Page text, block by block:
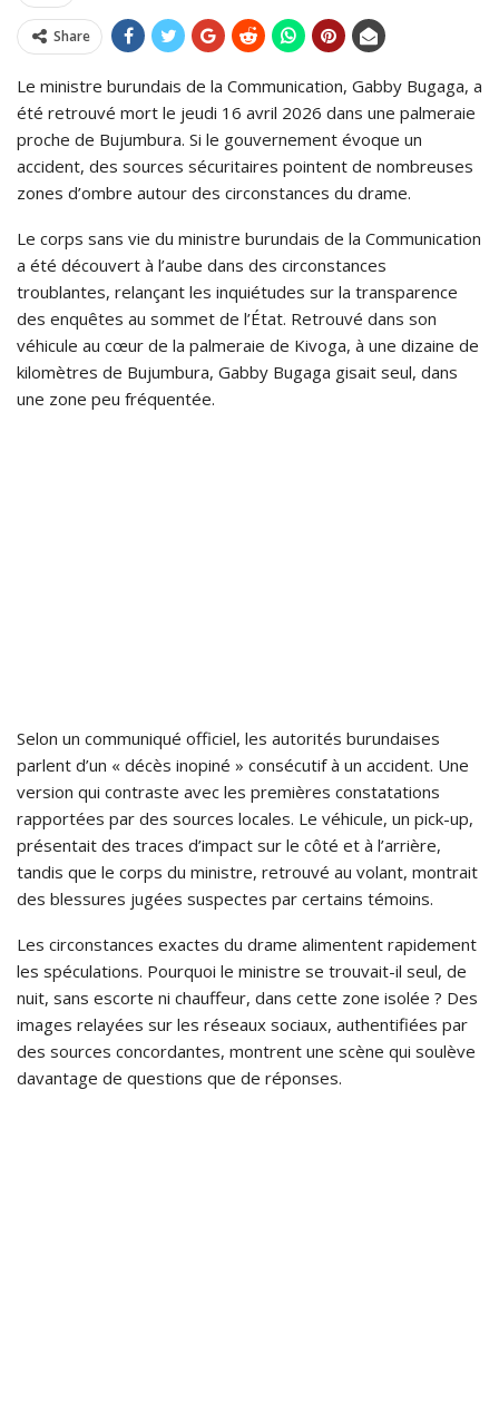
Share
Le ministre burundais de la Communication, Gabby Bugaga, a
été retrouvé mort le jeudi 16 avril 2026 dans une palmeraie
proche de Bujumbura. Si le gouvernement évoque un
accident, des sources sécuritaires pointent de nombreuses
zones d’ombre autour des circonstances du drame.
Le corps sans vie du ministre burundais de la Communication
a été découvert à l’aube dans des circonstances
troublantes, relançant les inquiétudes sur la transparence
des enquêtes au sommet de l’État. Retrouvé dans son
véhicule au cœur de la palmeraie de Kivoga, à une dizaine de
kilomètres de Bujumbura, Gabby Bugaga gisait seul, dans
une zone peu fréquentée.
Selon un communiqué officiel, les autorités burundaises
parlent d’un « décès inopiné » consécutif à un accident. Une
version qui contraste avec les premières constatations
rapportées par des sources locales. Le véhicule, un pick-up,
présentait des traces d’impact sur le côté et à l’arrière,
tandis que le corps du ministre, retrouvé au volant, montrait
des blessures jugées suspectes par certains témoins.
Les circonstances exactes du drame alimentent rapidement
les spéculations. Pourquoi le ministre se trouvait-il seul, de
nuit, sans escorte ni chauffeur, dans cette zone isolée ? Des
images relayées sur les réseaux sociaux, authentifiées par
des sources concordantes, montrent une scène qui soulève
davantage de questions que de réponses.